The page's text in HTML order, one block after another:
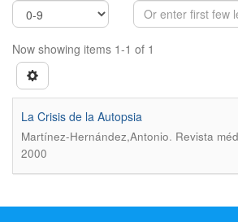
Now showing items 1-1 of 1
La Crisis de la Autopsia
Martínez-Hernández,Antonio. Revista
2000